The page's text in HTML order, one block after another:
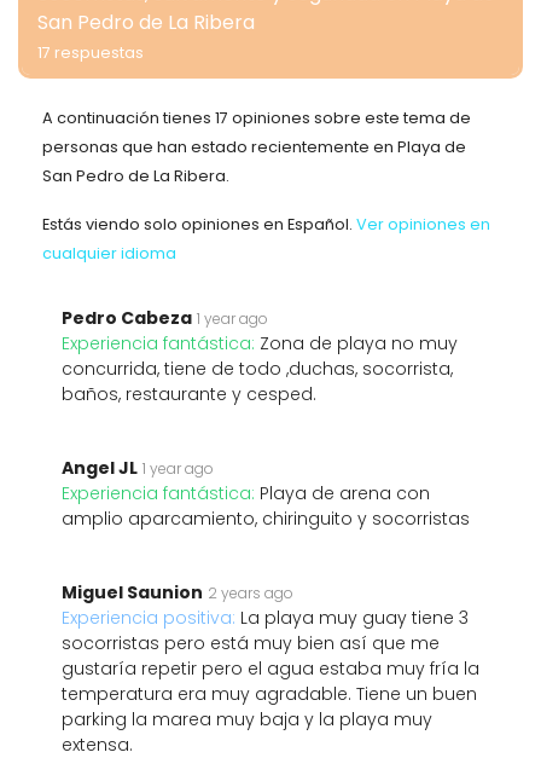
San Pedro de La Ribera
17 respuestas
A continuación tienes 17 opiniones sobre este tema de
personas que han estado recientemente en Playa de
San Pedro de La Ribera.
Estás viendo solo opiniones en Español. Ver opiniones en
cualquier idioma
Pedro Cabeza 1 year ago
Experiencia fantástica: Zona de playa no muy
concurrida, tiene de todo ,duchas, socorrista,
baños, restaurante y cesped.
Angel JL 1 year ago
Experiencia fantástica: Playa de arena con
amplio aparcamiento, chiringuito y socorristas
Miguel Saunion 2 years ago
Experiencia positiva: La playa muy guay tiene 3
socorristas pero está muy bien así que me
gustaría repetir pero el agua estaba muy fría la
temperatura era muy agradable. Tiene un buen
parking la marea muy baja y la playa muy
extensa.